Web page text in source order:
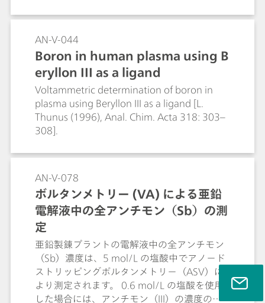
AN-V-044
Boron in human plasma using B
eryllon III as a ligand
Voltammetric determination of boron in
plasma using Beryllon III as a ligand [L.
Thunus (1996), Anal. Chim. Acta 318: 303–
308].
AN-V-078
ボルタンメトリー (VA) による亜鉛
電解液中の全アンチモン（Sb）の測
定
亜鉛製錬プラントの電解液中の全アンチモン
（Sb）濃度は、5 mol/L の塩酸中でアノード
ストリッピングボルタンメトリー（ASV）に
より測定されます。 0.6 mol/L の塩酸を使用
した場合には、アンチモン（III）の濃度のみ